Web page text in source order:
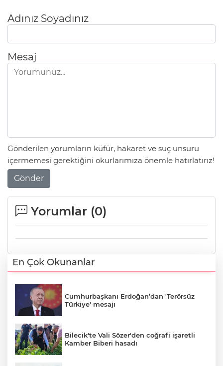
Adınız Soyadınız
Mesaj
Gönderilen yorumların küfür, hakaret ve suç unsuru
içermemesi gerektiğini okurlarımıza önemle hatırlatırız!
Gönder
Yorumlar (0)
En Çok Okunanlar
Cumhurbaşkanı Erdoğan’dan 'Terörsüz
Türkiye' mesajı
Bilecik'te Vali Sözer'den coğrafi işaretli
Kamber Biberi hasadı